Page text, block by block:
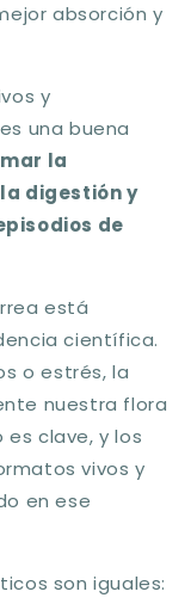
absorción y
y
una buena
la
digestión y
de
está
científica.
o estrés, la
nuestra flora
clave, y los
vivos y
en ese
son iguales: